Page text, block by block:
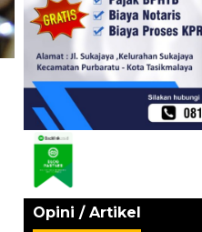
Opini / Artikel